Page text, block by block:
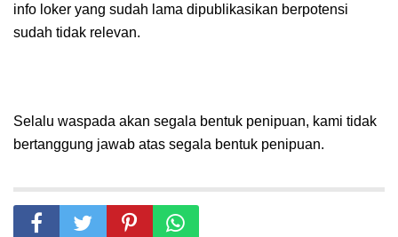
info loker yang sudah lama dipublikasikan berpotensi
sudah tidak relevan.
Selalu waspada akan segala bentuk penipuan, kami tidak
bertanggung jawab atas segala bentuk penipuan.